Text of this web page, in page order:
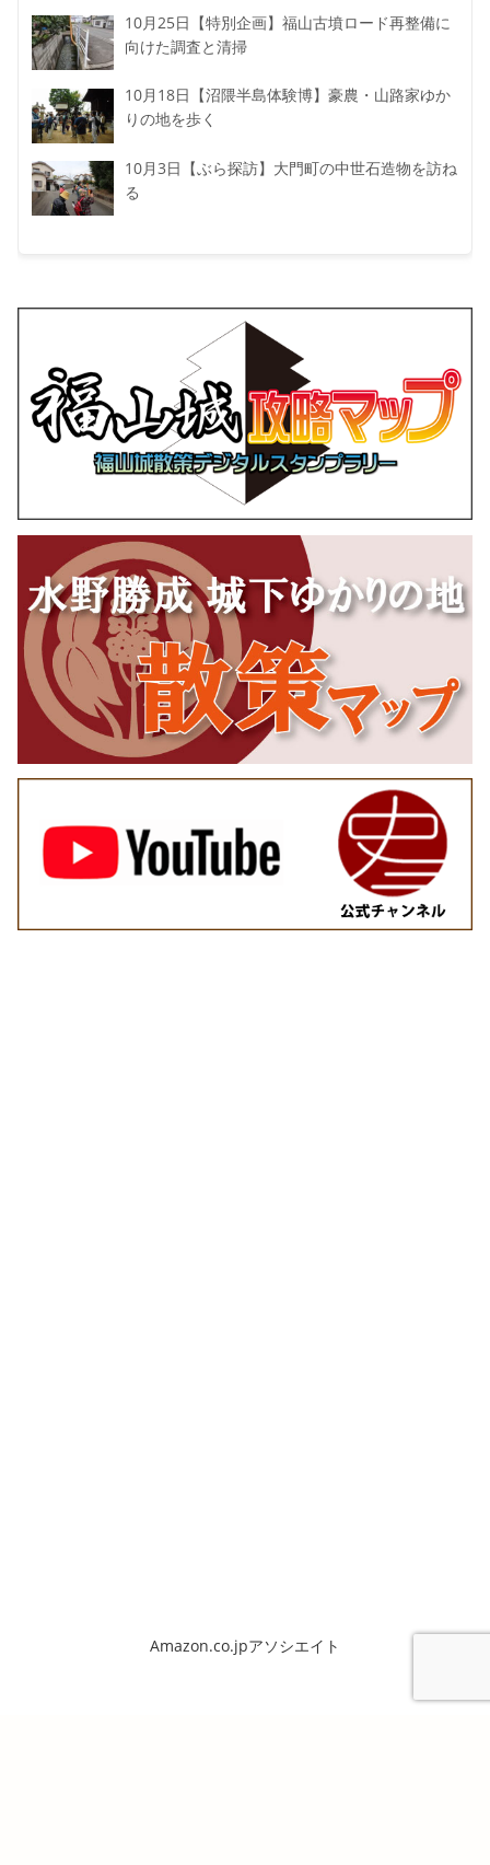
10月25日【特別企画】福山古墳ロード再整備に
向けた調査と清掃
10月18日【沼隈半島体験博】豪農・山路家ゆか
りの地を歩く
10月3日【ぶら探訪】大門町の中世石造物を訪ね
る
Amazon.co.jpアソシエイト